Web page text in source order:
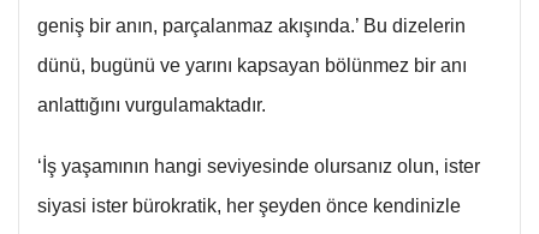
geniş bir anın, parçalanmaz akışında.’ Bu dizelerin
dünü, bugünü ve yarını kapsayan bölünmez bir anı
anlattığını vurgulamaktadır.
‘İş yaşamının hangi seviyesinde olursanız olun, ister
siyasi ister bürokratik, her şeyden önce kendinizle